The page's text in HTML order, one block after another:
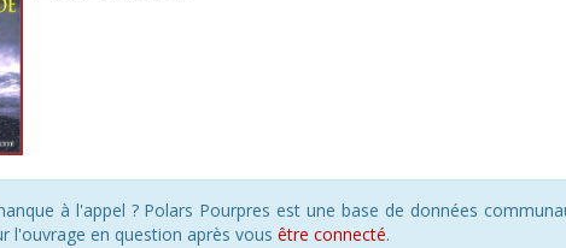
à l'appel ? Polars Pourpres est une base de données
l'ouvrage en question après vous être connecté.